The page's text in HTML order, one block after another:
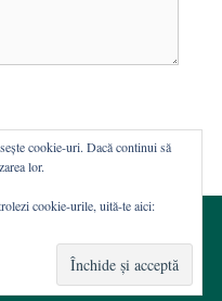
Wordpress:Casa de WEB
cookie-uri. Dacă continui să
lor.
cookie-urile, uită-te aici: